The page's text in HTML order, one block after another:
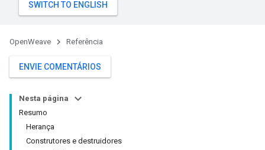
OpenWeave Referência
ENVIE COMENTÁRIOS
Nesta página
Resumo
Herança
Construtores e destruidores